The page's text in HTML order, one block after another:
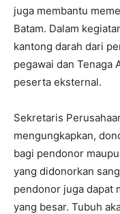
juga membantu
Batam. Dalam
kantong darah dari
pegawai dan Tenaga
peserta eksternal.
Sekretaris
mengungkapkan,
bagi pendonor
yang didonorkan
pendonor juga dapat
yang besar. Tubuh